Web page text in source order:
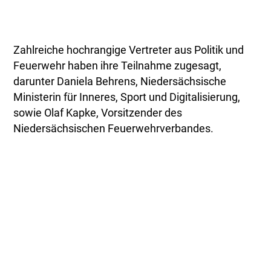
Zahlreiche hochrangige Vertreter aus Politik und
Feuerwehr haben ihre Teilnahme zugesagt,
darunter Daniela Behrens, Niedersächsische
Ministerin für Inneres, Sport und Digitalisierung,
sowie Olaf Kapke, Vorsitzender des
Niedersächsischen Feuerwehrverbandes.